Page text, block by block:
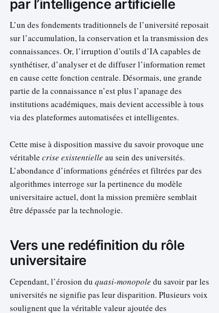
par l’intelligence artificielle
L’un des fondements traditionnels de l’université reposait
sur l’accumulation, la conservation et la transmission des
connaissances. Or, l’irruption d’outils d’IA capables de
synthétiser, d’analyser et de diffuser l’information remet
en cause cette fonction centrale. Désormais, une grande
partie de la connaissance n’est plus l’apanage des
institutions académiques, mais devient accessible à tous
via des plateformes automatisées et intelligentes.
Cette mise à disposition massive du savoir provoque une
véritable crise existentielle au sein des universités.
L’abondance d’informations générées et filtrées par des
algorithmes interroge sur la pertinence du modèle
universitaire actuel, dont la mission première semblait
être dépassée par la technologie.
Vers une redéfinition du rôle
universitaire
Cependant, l’érosion du quasi-monopole du savoir par les
universités ne signifie pas leur disparition. Plusieurs voix
soulignent que la véritable valeur ajoutée des